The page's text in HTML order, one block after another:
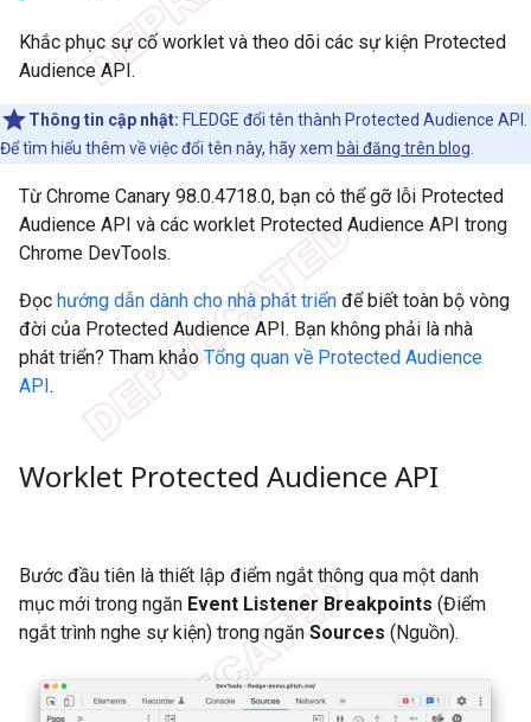
Khắc phục sự cố worklet và theo dõi các sự kiện Protected
Audience API.
Thông tin cập nhật: FLEDGE đổi tên thành Protected Audience API.
Để tìm hiểu thêm về việc đổi tên này, hãy xem bài đăng trên blog
Từ Chrome Canary 98.0.4718.0, bạn có thể gỡ lỗi Protected
Audience API và các worklet Protected Audience API trong
Chrome DevTools.
Đọc hướng dẫn dành cho nhà phát triển để biết toàn bộ vòng
đời của Protected Audience API. Bạn không phải là nhà
phát triển? Tham khảoTổng quan về Protected Audience
API.
Worklet Protected Audience API
Bước đầu tiên là thiết lập điểm ngắt thông qua một danh
mục mới trong ngăn Event Listener Breakpoints (Điểm
ngắt trình nghe sự kiện) trong ngănSources (Nguồn).